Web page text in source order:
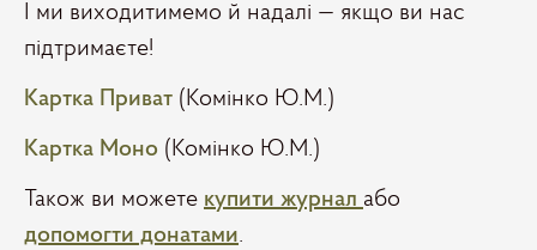
І ми виходитимемо й надалі — якщо ви нас
підтримаєте!
Картка Приват (Комінко Ю.М.)
Картка Моно (Комінко Ю.М.)
Також ви можете купити журнал або
допомогти донатами.